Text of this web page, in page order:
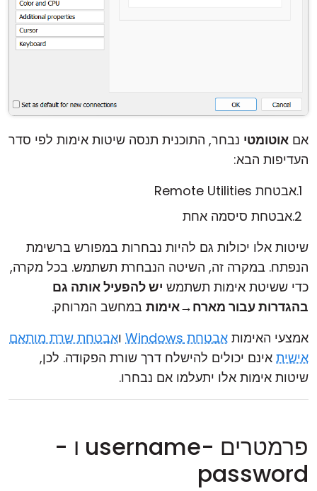
אם אוטומטי נבחר, התוכנית תנסה שיטות אימות לפי סדר
העדיפות הבא:
אבטחת Remote Utilities
אבטחת סיסמה אחת
שיטות אלו יכולות גם להיות נבחרות במפורש ברשימת
הנפתח. במקרה זה, השיטה הנבחרת תשתמש. בכל מקרה,
כדי ששיטת אימות תשתמש יש להפעיל אותה גם
בהגדרות עבור מארח→אימות במחשב המרוחק.
אמצעי האימות אבטחת Windows ואבטחת שרת מותאם
אישית אינם יכולים להישלח דרך שורת הפקודה. לכן,
שיטות אימות אלו יתעלמו אם נבחרו.
פרמטרים -username ו -
password